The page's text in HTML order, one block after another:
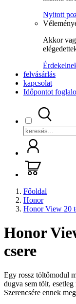
Nyitott
Akkor
felvásárlás
kapcsolat
Időpontot
Főoldal
Honor
Honor View 20
Honor
csere
Egy rossz töltőmodul
dugva sem tölt,
Szerencsére ennek